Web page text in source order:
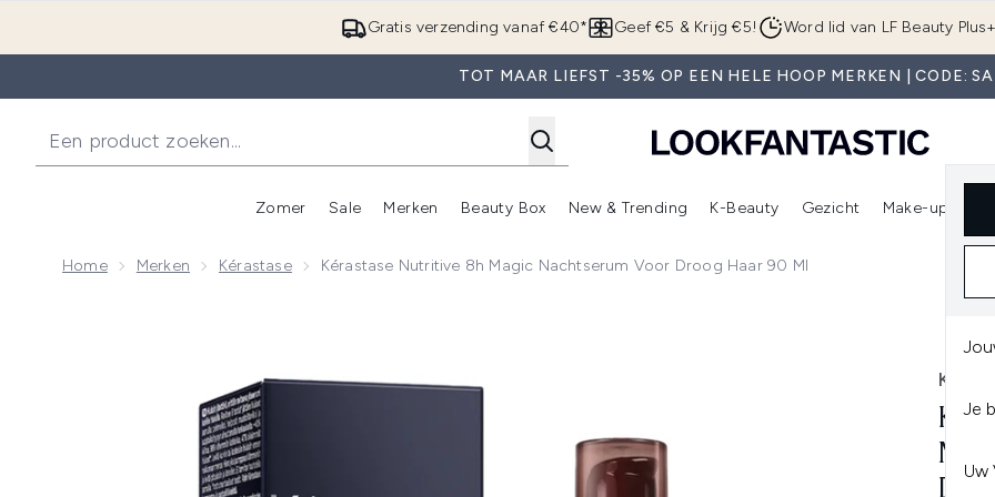
Overslaan naar de hoofdinhoud
Gratis verzending vanaf €40* Geef €5 & Krijg €5! Word lid van LF Beauty Plus+
TOT MAAR LIEFST -35% OP EEN HELE HOOP MERKEN | CODE:
Je
Uw
Zomer
Enter submenu (Zomer)
Sale
Enter submenu (Sale)
Merken
Enter submenu (Merken)
Beauty Box
Enter submenu (Beauty Box)
New & Trending
Enter submenu (New & Trending)
K-Beauty
Enter submenu (K-Beauty)
Gezicht Make-up
Home Merken Kérastase Kérastase Nutritive 8h Magic Nachtserum Voor Droog Haar 90 Ml